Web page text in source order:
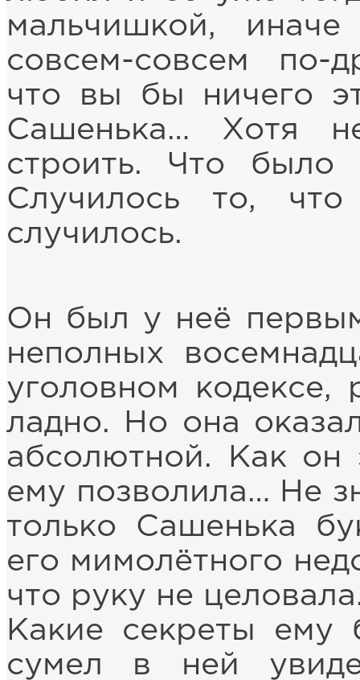
мальчишкой,
совсем-совсем по-
что вы бы ничего
Сашенька… Хотя
строить. Что
Случилось то,
случилось.
Он был у неё
неполных
уголовном кодексе,
ладно. Но она
абсолютной. Как он
ему позволила… Не
только Сашенька
его мимолётного
что руку не
Какие секреты ему
сумел в ней